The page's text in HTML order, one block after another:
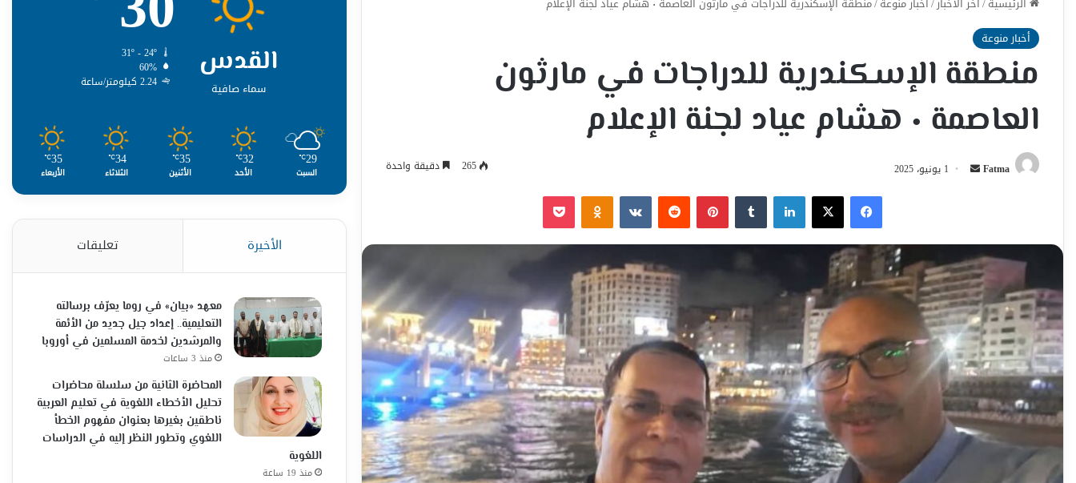
أخبار منوعة
منطقة الإسكندرية للدراجات في مارثون
العاصمة ٠ هشام عياد لجنة الإعلام
Fatma
أرسل 1 يونيو، 2025 265 دقيقة واحدة
فيسبوك‫X لينكدإن بينتيريست Odnoklassniki
‫Pocket
القدس
سماء صافية
31º - 24º
60%
2.24 كيلومتر/ساعة
29
℃
السبت
32
℃
الأحد
35
℃
الأثنين
34
℃
الثلاثاء
35
℃
الأربعاء
الأخيرة تعليقات
معهد «بيان» في روما يعرّف برسالته
التعليمية.. إعداد جيل جديد من الأئمة
والمرشدين لخدمة المسلمين في أوروبا
منذ 3 ساعات
المحاضرة الثانية من سلسلة محاضرات
تحليل الأخطاء اللغوية في تعليم العربية
ناطقين بغيرها بعنوان مفهوم الخطأ
اللغوي وتطور النظر إليه في الدراسات
اللغوية
منذ 19 ساعة